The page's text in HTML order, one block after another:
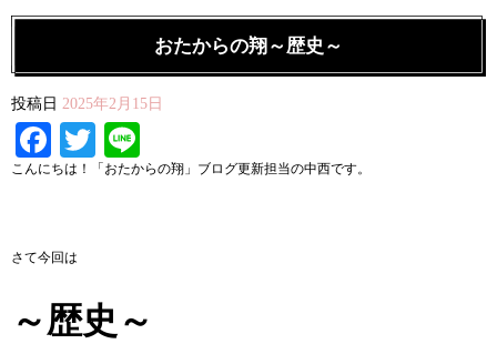
おたからの翔～歴史～
投稿日 2025年2月15日
Facebook
Twitter
こんにちは！「おたからの翔」ブログ更新担当の中西です。
さて今回は
～歴史～